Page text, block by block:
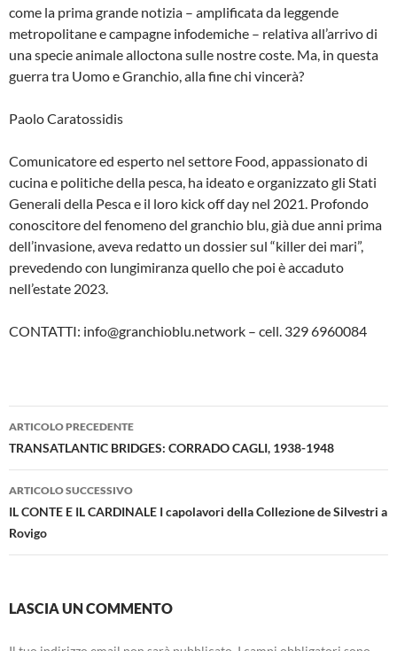
come la prima grande notizia – amplificata da leggende
metropolitane e campagne infodemiche – relativa all’arrivo di
una specie animale alloctona sulle nostre coste. Ma, in questa
guerra tra Uomo e Granchio, alla fine chi vincerà?
Paolo Caratossidis
Comunicatore ed esperto nel settore Food, appassionato di
cucina e politiche della pesca, ha ideato e organizzato gli Stati
Generali della Pesca e il loro kick off day nel 2021. Profondo
conoscitore del fenomeno del granchio blu, già due anni prima
dell’invasione, aveva redatto un dossier sul “killer dei mari”,
prevedendo con lungimiranza quello che poi è accaduto
nell’estate 2023.
CONTATTI: info@granchioblu.network – cell. 329 6960084
Navigazione
articolo
ARTICOLO PRECEDENTE
TRANSATLANTIC BRIDGES: CORRADO CAGLI, 1938-1948
ARTICOLO SUCCESSIVO
IL CONTE E IL CARDINALE I capolavori della Collezione de Silvestri a
Rovigo
LASCIA UN COMMENTO